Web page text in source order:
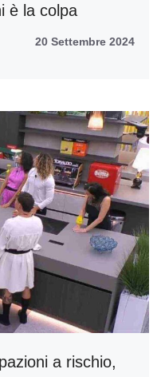
è la colpa
20 Settembre 2024
a rischio,